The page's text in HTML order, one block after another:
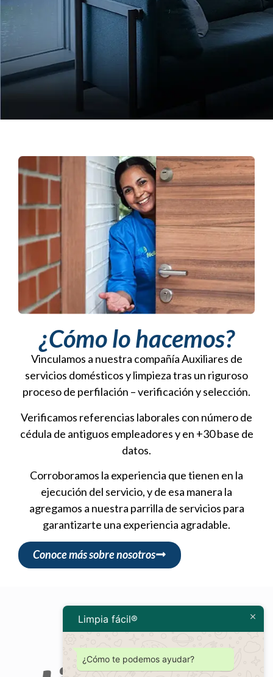
¿Cómo lo hacemos?
Vinculamos a nuestra compañía Auxiliares de
servicios domésticos y limpieza tras un riguroso
proceso de perfilación – verificación y selección.
Verificamos referencias laborales con número de
cédula de antiguos empleadores y en +30 base de
datos.
Corroboramos la experiencia que tienen en la
ejecución del servicio, y de esa manera la
agregamos a nuestra parrilla de servicios para
garantizarte una experiencia agradable.
Conoce más sobre nosotros
Limpia fácil®
¿Cómo te podemos ayudar?